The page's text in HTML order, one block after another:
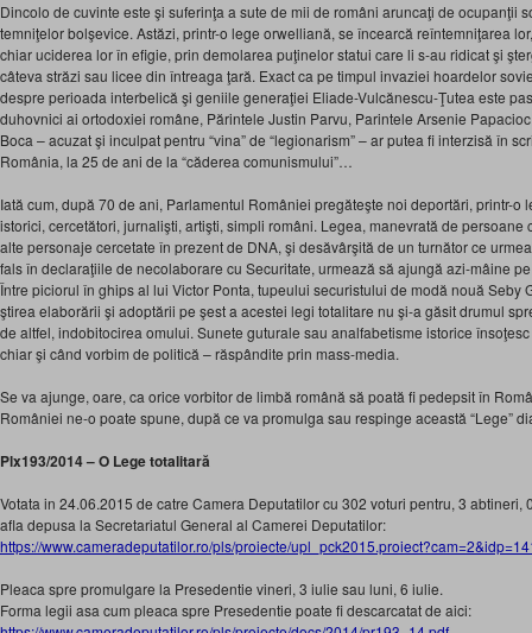
Dincolo de cuvinte este şi suferinţa a sute de mii de români aruncaţi de ocupanţii
temniţelor bolşevice. Astăzi, printr-o lege orwelliană, se încearcă reîntemniţarea
chiar uciderea lor în efigie, prin demolarea puţinelor statui care li s-au ridicat şi
câteva străzi sau licee din întreaga ţară. Exact ca pe timpul invaziei hoardelor
despre perioada interbelică şi geniile generaţiei Eliade-Vulcănescu-Ţutea este
duhovnici ai ortodoxiei române, Părintele Justin Parvu, Parintele Arsenie
Boca – acuzat şi inculpat pentru “vina” de “legionarism” – ar putea fi interzisă în
România, la 25 de ani de la “căderea comunismului”…
Iată cum, după 70 de ani, Parlamentul României pregăteşte noi deportări, printr-o
istorici, cercetători, jurnalişti, artişti, simpli români. Legea, manevrată de
alte personaje cercetate în prezent de DNA, şi desăvârşită de un turnător ce
fals în declaraţiile de necolaborare cu Securitate, urmează să ajungă azi-mâine
Între piciorul în ghips al lui Victor Ponta, tupeului securistului de modă nouă Seby
ştirea elaborării şi adoptării pe şest a acestei legi totalitare nu şi-a găsit drumul
de altfel, indobitocirea omului. Sunete guturale sau analfabetisme istorice
chiar şi când vorbim de politică – răspândite prin mass-media.
Se va ajunge, oare, ca orice vorbitor de limbă română să poată fi pedepsit în
României ne-o poate spune, după ce va promulga sau respinge această “Lege”
Plx193/2014 – O Lege totalitară
Votata in 24.06.2015 de catre Camera Deputatilor cu 302 voturi pentru, 3 abtineri,
afla depusa la Secretariatul General al Camerei Deputatilor:
https://www.cameradeputatilor.ro/pls/proiecte/
Pleaca spre promulgare la Presedentie vineri, 3 iulie sau luni, 6 iulie.
Forma legii asa cum pleaca spre Presedentie poate fi descarcatat de aici: